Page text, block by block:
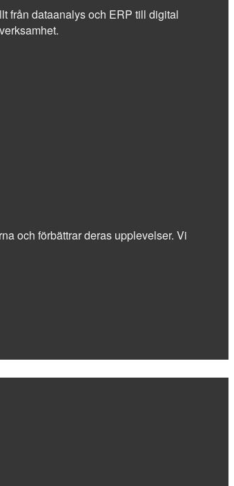
från dataanalys och ERP till digital
och förbättrar deras upplevelser. Vi